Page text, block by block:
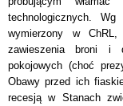
technologicznych.
wymierzony w ChRL,
zawieszenia broni i
pokojowych (choć
Obawy przed ich
recesją w Stanach